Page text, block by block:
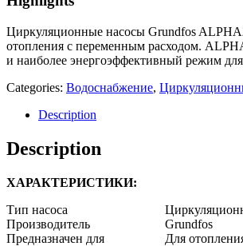
Циркуляционные насосы Grundfos
отопления с переменным расходом.
и наиболее энергоэффективный режим
Categories: Водоснабжение,
Description
Description
ХАРАКТЕРИСТИКИ:
Тип насоса
Производитель
Grundfos
Предназначен для
Для